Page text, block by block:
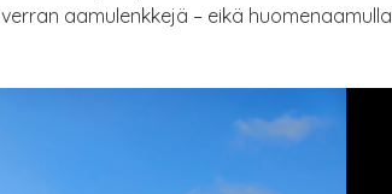
aamulenkkejä – eikä huomenaamulla